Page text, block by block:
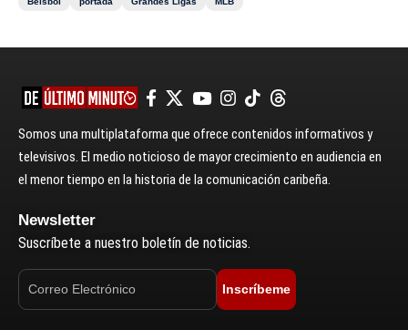
Somos una multiplataforma que ofrece contenidos informativos y
televisivos. El medio noticioso de mayor crecimiento en audiencia en
el menor tiempo en la historia de la comunicación caribeña.
Newsletter
Suscríbete a nuestro boletín de noticias.
Inscríbeme